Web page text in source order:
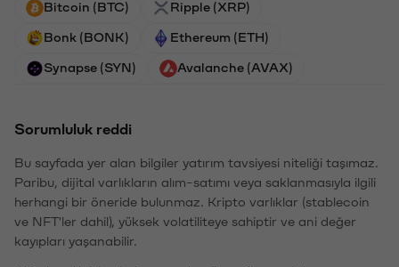
Bitcoin (BTC) Ripple (XRP)
Bonk (BONK) Ethereum (ETH)
Synapse (SYN) Avalanche (AVAX)
Sorumluluk reddi
Bu sayfada yer alan bilgiler yatırım tavsiyesi niteliği taşımaz.
Paribu, dijital varlıkların alım-satımı veya saklanmasıyla ilgili
herhangi bir öneride bulunmaz. Kripto varlıklar (stablecoin
ve NFT'ler dahil), yüksek volatiliteye sahiptir ve ani değer
kayıpları yaşanabilir.